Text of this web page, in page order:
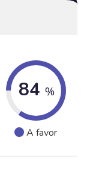
84 %
A favor